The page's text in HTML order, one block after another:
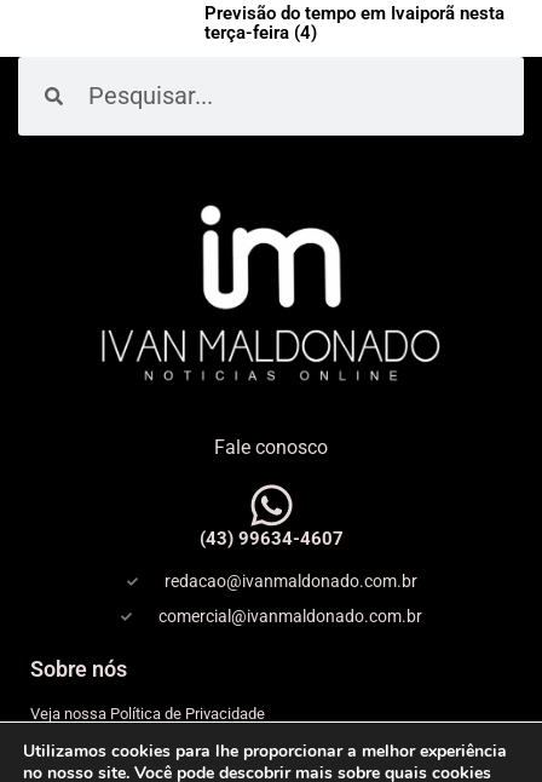
Previsão do tempo em Ivaiporã nesta
terça-feira (4)
Fale conosco
(43) 99634-4607
redacao@ivanmaldonado.com.br
comercial@ivanmaldonado.com.br
Sobre nós
Veja nossa Política de Privacidade
Copyright
Utilizamos cookies para lhe proporcionar a melhor experiência
no nosso site. Você pode descobrir mais sobre quais cookies